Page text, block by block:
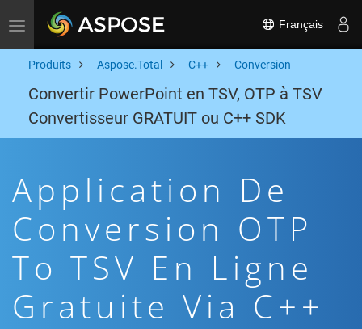
Toggle navigation Français
Produits Aspose.Total C++ Conversion
Convertir PowerPoint en TSV, OTP à TSV
Convertisseur GRATUIT ou C++ SDK
Application De
Conversion OTP
To TSV En Ligne
Gratuite Via C++